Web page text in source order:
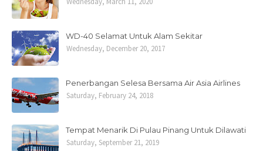
WD-40 Selamat Untuk Alam Sekitar
Wednesday, December 20, 2017
Penerbangan Selesa Bersama Air Asia Airlines
Saturday, February 24, 2018
Tempat Menarik Di Pulau Pinang Untuk Dilawati
Saturday, September 21, 2019